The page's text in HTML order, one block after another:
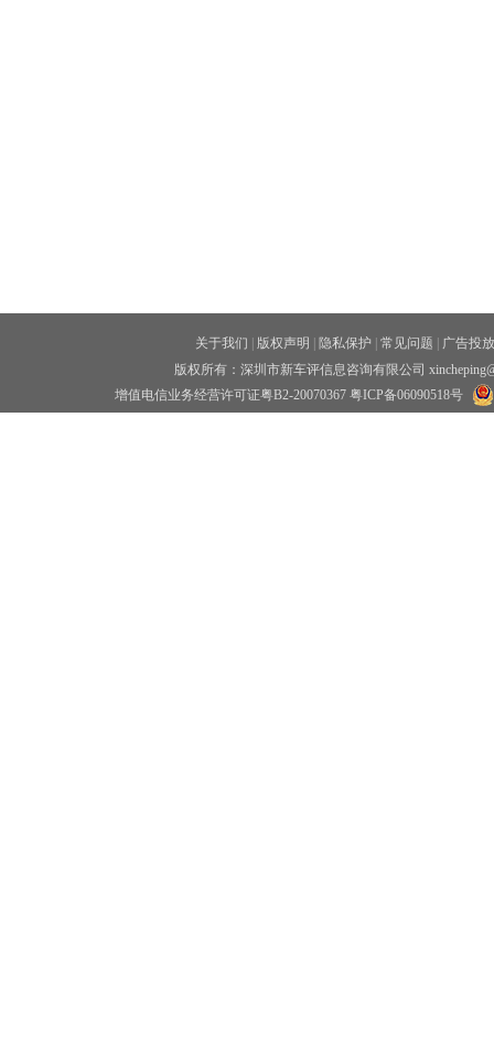
关于我们 版权声明 隐私保护 常见问题
广告投放
版权所有：深圳市新车评信息咨询有限公司
增值电信业务经营许可证粤B2-20070367 粤ICP备06090518号